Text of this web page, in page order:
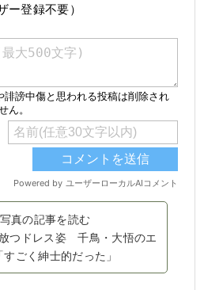
ー登録不要）
真の記事を読む
つドレス姿 千鳥・大悟のエ
ごく紳士的だった」